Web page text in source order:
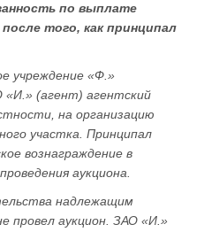
по выплате
того, как принципал
учреждение «Ф.»
«И.» (агент) агентский
на организацию
участка. Принципал
вознаграждение в
аукциона.
надлежащим
провел аукцион. ЗАО «И.»